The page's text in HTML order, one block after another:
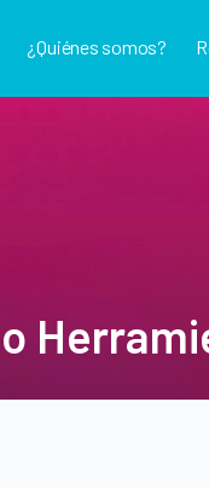
¿Quiénes somos?